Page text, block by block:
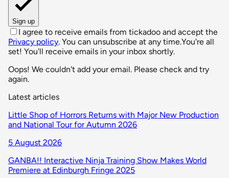
Sign up
I agree to receive emails from tickadoo and accept the
Privacy policy. You can unsubscribe at any time.You're all
set! You'll receive emails in your inbox shortly.
Oops! We couldn't add your email. Please check and try
again.
Latest articles
Little Shop of Horrors Returns with Major New Production
and National Tour for Autumn 2026
5 August 2026
GANBA!! Interactive Ninja Training Show Makes World
Premiere at Edinburgh Fringe 2025